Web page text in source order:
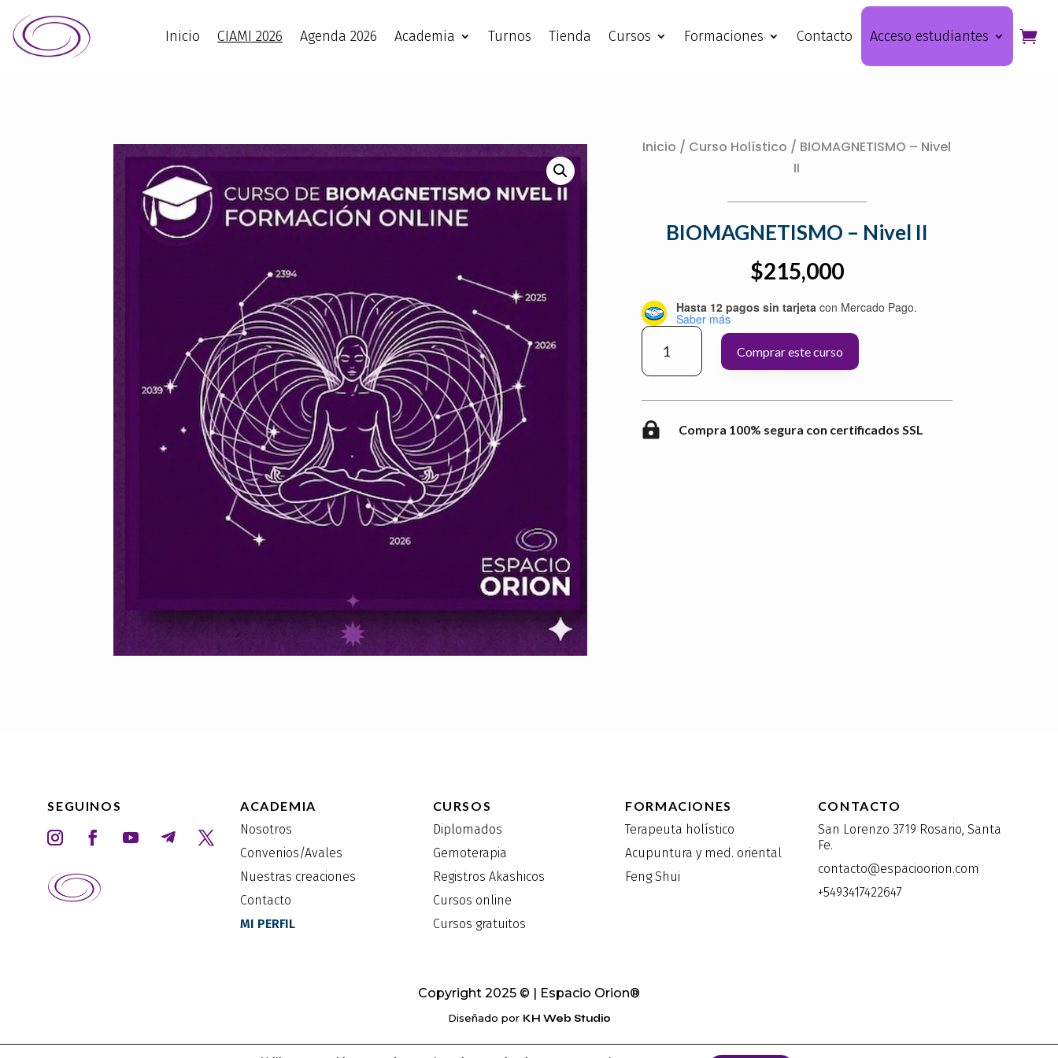
Inicio CIAMI 2026 Agenda 2026 Academia Turnos Tienda Cursos Formaciones Contacto Acceso estudiantes
Inicio / Curso Holístico / BIOMAGNETISMO – Nivel
II
BIOMAGNETISMO – Nivel II
$215,000
Hasta 12 pagos sin tarjetacon Mercado Pago.
Saber más
BIOMAGNETISMO
NIVEL
II
CANTIDAD
Comprar este curso
 Compra 100% segura con certificados SSL
SEGUINOS
ACADEMIA
Nosotros
Convenios/Avales
Nuestras creaciones
Contacto
MI PERFIL
CURSOS
Diplomados
Gemoterapia
Registros Akashicos
Cursos online
Cursos gratuitos
FORMACIONES
Terapeuta holístico
Acupuntura y med. oriental
Feng Shui
CONTACTO
San Lorenzo 3719 Rosario, Santa
Fe.
contacto@espacioorion.com
+5493417422647
Copyright 2025 © | Espacio Orion®
Diseñado por KH Web Studio